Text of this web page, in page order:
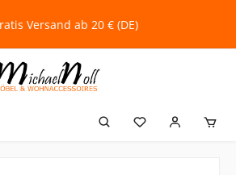
Versand ab 20 € (DE)